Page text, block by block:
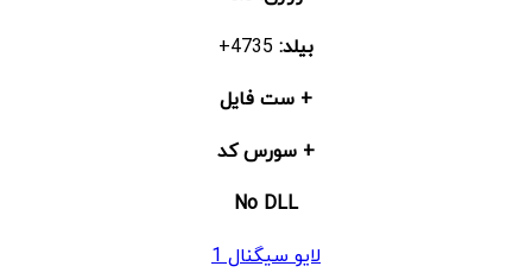
بیلد:
+ ست فایل
+ سورس کد
No DLL
لایو سیگنال 1